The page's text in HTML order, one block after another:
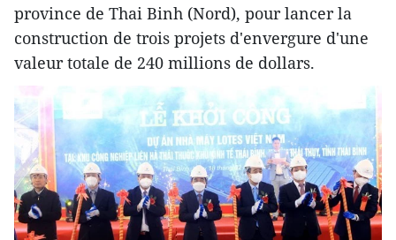
province de Thai Binh (Nord), pour lancer la
construction de trois projets d'envergure d'une
valeur totale de 240 millions de dollars.